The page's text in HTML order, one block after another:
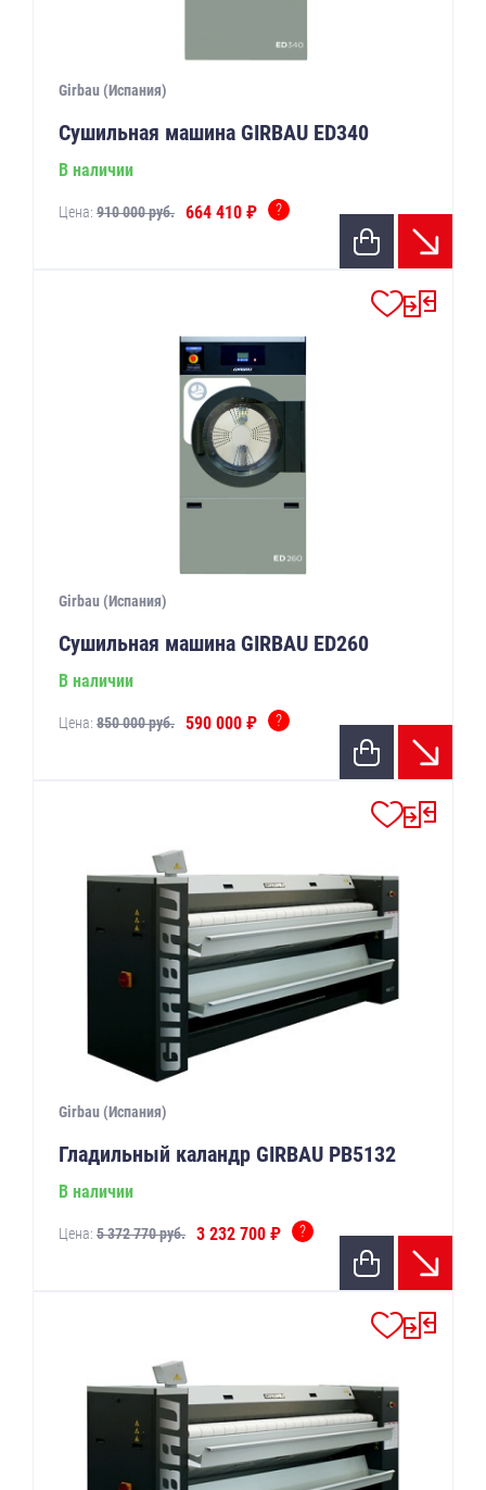
Girbau (Испания)
Сушильная машина GIRBAU ED340
В наличии
Цена: 910 000 руб. 664 410 ₽ ?
Girbau (Испания)
Сушильная машина GIRBAU ED260
В наличии
Цена: 850 000 руб. 590 000 ₽ ?
Girbau (Испания)
Гладильный каландр GIRBAU РВ5132
В наличии
Цена: 5 372 770 руб. 3 232 700 ₽ ?